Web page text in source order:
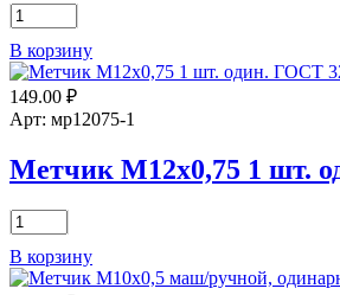
Количество
товара
Метчик
М02,5х0,45
маш/
ручной,
Р6М5
В корзину
149.00 ₽
Арт: мр12075-1
Метчик М12х0,75 1 шт.
Количество
товара
Метчик
М12х0,75
В корзину